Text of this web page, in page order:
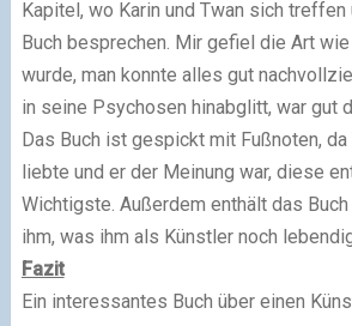
Kapitel, wo Karin und Twan sich
Buch besprechen. Mir gefiel die Art
wurde, man konnte alles gut
in seine Psychosen hinabglitt, war gut
Das Buch ist gespickt mit Fußnoten, da
liebte und er der Meinung war, diese
Wichtigste. Außerdem enthält das
ihm, was ihm als Künstler noch
Fazit
Ein interessantes Buch über einen